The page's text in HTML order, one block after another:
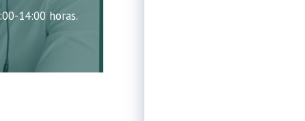
14:00 horas.